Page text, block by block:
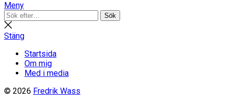
Meny
Sök
efter:
Sök
Stäng
sökning
Stäng
Startsida
Om mig
Med i media
© 2026 Fredrik Wass